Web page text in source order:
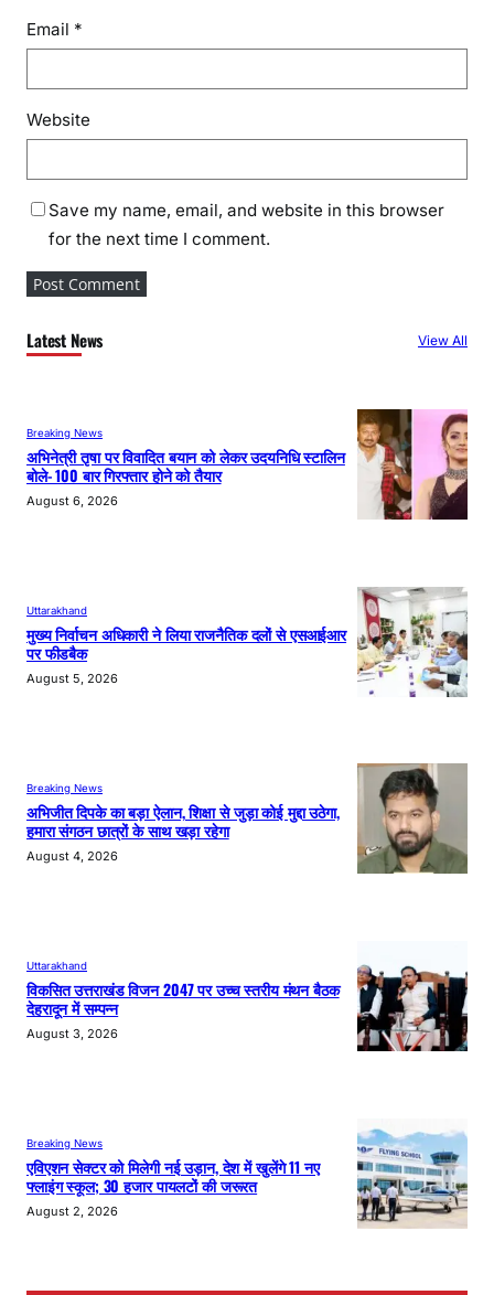
Email *
Website
Save my name, email, and website in this browser
for the next time I comment.
Latest News View All
Breaking News
अभिनेत्री तृषा पर विवादित बयान को लेकर उदयनिधि स्टालिन
बोले- 100 बार गिरफ्तार होने को तैयार
August 6, 2026
Uttarakhand
मुख्य निर्वाचन अधिकारी ने लिया राजनैतिक दलों से एसआईआर
पर फीडबैक
August 5, 2026
Breaking News
अभिजीत दिपके का बड़ा ऐलान, शिक्षा से जुड़ा कोई मुद्दा उठेगा,
हमारा संगठन छात्रों के साथ खड़ा रहेगा
August 4, 2026
Uttarakhand
विकसित उत्तराखंड विजन 2047 पर उच्च स्तरीय मंथन बैठक
देहरादून में सम्पन्न
August 3, 2026
Breaking News
एविएशन सेक्टर को मिलेगी नई उड़ान, देश में खुलेंगे 11 नए
फ्लाइंग स्कूल; 30 हजार पायलटों की जरूरत
August 2, 2026